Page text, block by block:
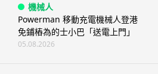
機械人
Powerman 移動充電機械人登港
免鋪樁為的士小巴「送電上門」
05.08.2026